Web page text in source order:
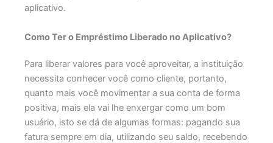
aplicativo.
Como Ter o Empréstimo Liberado no Aplicativo?
Para liberar valores para você aproveitar, a instituição
necessita conhecer você como cliente, portanto,
quanto mais você movimentar a sua conta de forma
positiva, mais ela vai lhe enxergar como um bom
usuário, isto se dá de algumas formas: pagando sua
fatura sempre em dia, utilizando seu saldo, recebendo